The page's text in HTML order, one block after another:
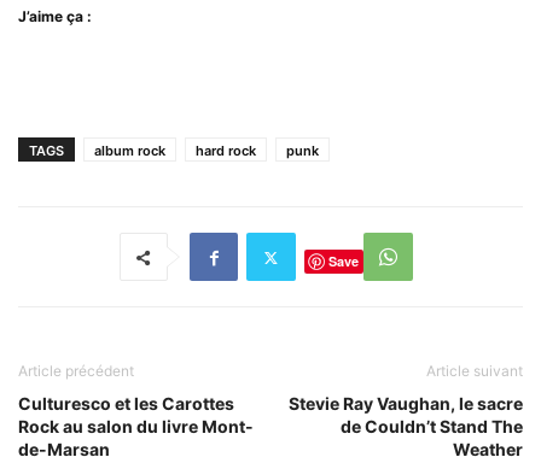
J’aime ça :
TAGS album rock hard rock punk
Save
Article précédent
Culturesco et les Carottes
Rock au salon du livre Mont-
de-Marsan
Article suivant
Stevie Ray Vaughan, le sacre
de Couldn’t Stand The
Weather